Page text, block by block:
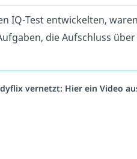
IQ-Test entwickelten,
die Aufschluss
vernetzt: Hier ein Video